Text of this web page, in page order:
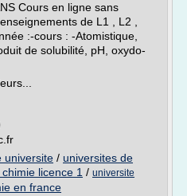
Cours en ligne sans
de L1 , L2 ,
:-cours : -Atomistique,
de solubilité, pH, oxydo-
universite / universites de
licence 1 / universite
en france